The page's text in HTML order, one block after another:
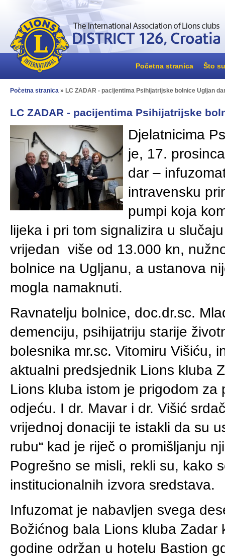
Početna stranica Što
Početna stranica » LC ZADAR - pacijentima Psihijatrijske bolnice Ugljan
LC ZADAR - pacijentima Psihijatrijske
Djelatnicima
je, 17.
dar –
intravensku
pumpi koja
lijeka i pri tom signalizira u
vrijedan više od 13.000 kn,
bolnice na Ugljanu, a ustanova
mogla namaknuti.
Ravnatelju bolnice, doc.dr.sc.
demenciju, psihijatriju starije
bolesnika mr.sc. Vitomiru Višiću,
aktualni predsjednik Lions kluba
Lions kluba istom je prigodom
odjeću. I dr. Mavar i dr. Višić
vrijednoj donaciji te istakli da su
rubu“ kad je riječ o promišljanju
Pogrešno se misli, rekli su, kako
institucionalnih izvora sredstava.
Infuzomat je nabavljen svega
Božićnog bala Lions kluba
godine održan u hotelu Bastion